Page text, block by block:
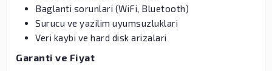
Baglanti sorunlari (WiFi, Bluetooth)
Surucu ve yazilim uyumsuzluklari
Veri kaybi ve hard disk arizalari
Garanti ve Fiyat